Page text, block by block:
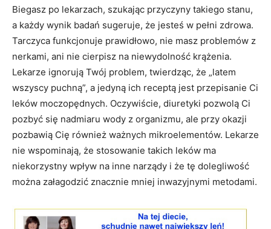
Biegasz po lekarzach, szukając przyczyny takiego stanu,
a każdy wynik badań sugeruje, że jesteś w pełni zdrowa.
Tarczyca funkcjonuje prawidłowo, nie masz problemów z
nerkami, ani nie cierpisz na niewydolność krążenia.
Lekarze ignorują Twój problem, twierdząc, że „latem
wszyscy puchną”, a jedyną ich receptą jest przepisanie Ci
leków moczopędnych. Oczywiście, diuretyki pozwolą Ci
pozbyć się nadmiaru wody z organizmu, ale przy okazji
pozbawią Cię również ważnych mikroelementów. Lekarze
nie wspominają, że stosowanie takich leków ma
niekorzystny wpływ na inne narządy i że tę dolegliwość
można załagodzić znacznie mniej inwazyjnymi metodami.